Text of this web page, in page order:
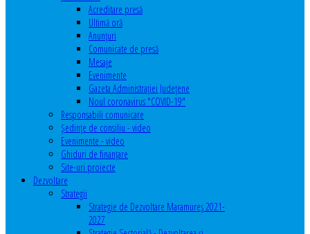
Acreditare presă
Ultimă oră
Anunţuri
Comunicate de presă
Mesaje
Evenimente
Gazeta Administraţiei Judeţene
Noul coronavirus "COVID-19"
Responsabili comunicare
Şedinţe de consiliu - video
Evenimente - video
Ghiduri de finanţare
Site-uri proiecte
Dezvoltare
Strategii
Strategie de Dezvoltare Maramureș 2021-
2027